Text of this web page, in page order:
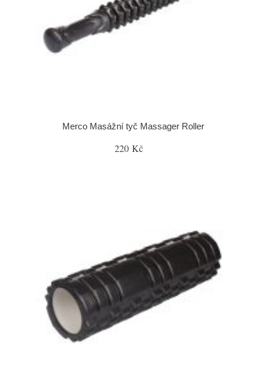
Merco Masážní tyč Massager Roller
220 Kč